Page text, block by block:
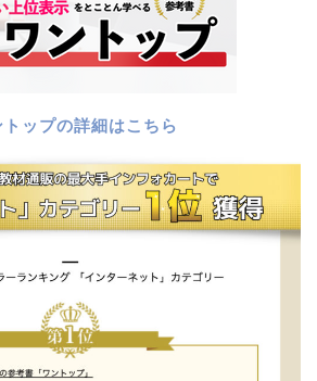
トップの詳細はこちら